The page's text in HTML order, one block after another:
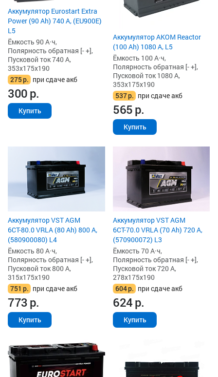
Аккумулятор Eurostart Extra
Power (90 Ah) 740 А, (EU900E)
L5
Ёмкость 90 А·ч,
Полярность обратная [- +],
Пусковой ток 740 А,
353x175x190
275р. при сдаче акб
300р.
Купить
Аккумулятор AKOM Reactor
(100 Ah) 1080 А, L5
Ёмкость 100 А·ч,
Полярность обратная [- +],
Пусковой ток 1080 А,
353x175x190
537р. при сдаче акб
565р.
Купить
Аккумулятор VST AGM
6СТ-80.0 VRLA (80 Ah) 800 А,
(580900080) L4
Ёмкость 80 А·ч,
Полярность обратная [- +],
Пусковой ток 800 А,
315x175x190
751 р. при сдаче акб
773р.
Купить
Аккумулятор VST AGM
6СТ-70.0 VRLA (70 Ah) 720 А,
(570900072) L3
Ёмкость 70 А·ч,
Полярность обратная [- +],
Пусковой ток 720 А,
278x175x190
604р. при сдаче акб
624р.
Купить